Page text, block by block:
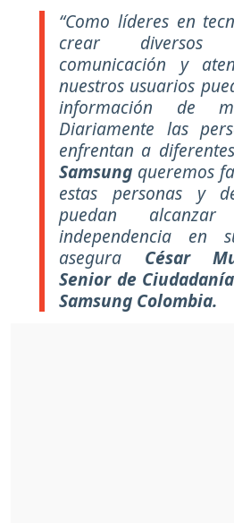
“Como líderes en
crear diversos
comunicación y
nuestros usuarios
información de
Diariamente las
enfrentan a
Samsung queremos
estas personas y
puedan
independencia en
asegura César
Senior de
Samsung Colombia.